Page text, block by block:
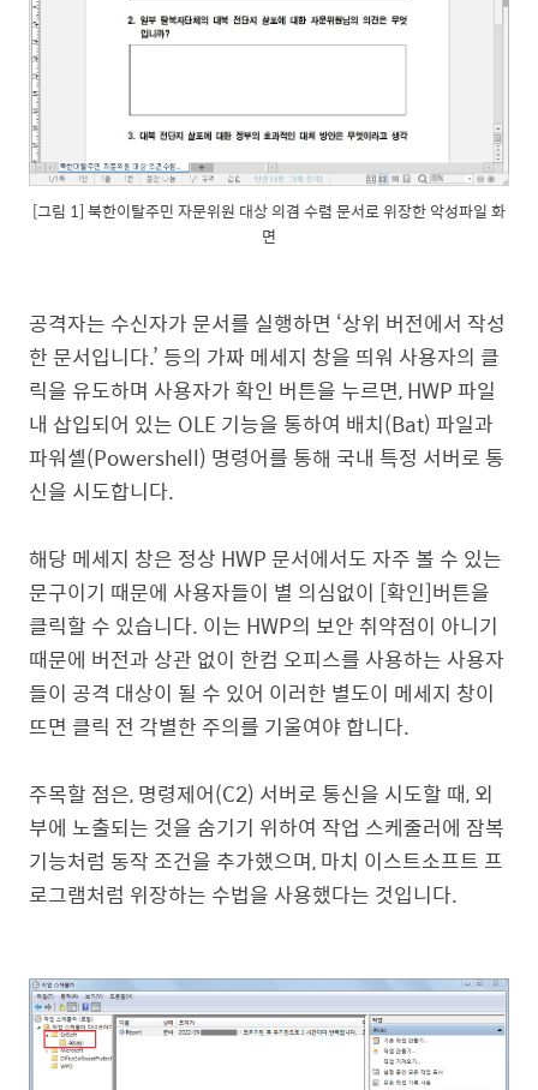
[그림 1] 북한이탈주민 자문위원 대상 의겸 수렴 문서로 위장한 악성파일 화
면
공격자는 수신자가 문서를 실행하면 ‘상위 버전에서 작성
한 문서입니다.’ 등의 가짜 메세지 창을 띄워 사용자의 클
릭을 유도하며 사용자가 확인 버튼을 누르면, HWP 파일
내 삽입되어 있는 OLE 기능을 통하여 배치(Bat) 파일과
파워셸(Powershell) 명령어를 통해 국내 특정 서버로 통
신을 시도합니다.
해당 메세지 창은 정상 HWP 문서에서도 자주 볼 수 있는
문구이기 때문에 사용자들이 별 의심없이 [확인]버튼을
클릭할 수 있습니다. 이는 HWP의 보안 취약점이 아니기
때문에 버전과 상관 없이 한컴 오피스를 사용하는 사용자
들이 공격 대상이 될 수 있어 이러한 별도이 메세지 창이
뜨면 클릭 전 각별한 주의를 기울여야 합니다.
주목할 점은, 명령제어(C2) 서버로 통신을 시도할 때, 외
부에 노출되는 것을 숨기기 위하여 작업 스케줄러에 잠복
기능처럼 동작 조건을 추가했으며, 마치 이스트소프트 프
로그램처럼 위장하는 수법을 사용했다는 것입니다.